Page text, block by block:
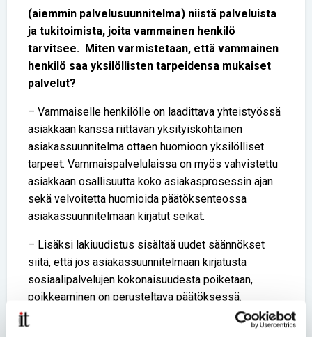
(aiemmin palvelusuunnitelma) niistä palveluista
ja tukitoimista, joita vammainen henkilö
tarvitsee. Miten varmistetaan, että vammainen
henkilö saa yksilöllisten tarpeidensa mukaiset
palvelut?
– Vammaiselle henkilölle on laadittava yhteistyössä
asiakkaan kanssa riittävän yksityiskohtainen
asiakassuunnitelma ottaen huomioon yksilölliset
tarpeet. Vammaispalvelulaissa on myös vahvistettu
asiakkaan osallisuutta koko asiakasprosessin ajan
sekä velvoitetta huomioida päätöksenteossa
asiakassuunnitelmaan kirjatut seikat.
– Lisäksi lakiuudistus sisältää uudet säännökset
siitä, että jos asiakassuunnitelmaan kirjatusta
sosiaalipalvelujen kokonaisuudesta poiketaan,
poikkeaminen on perusteltava päätöksessä.
6. Laillistettujen sosiaalityöntekijöiden sijaisina